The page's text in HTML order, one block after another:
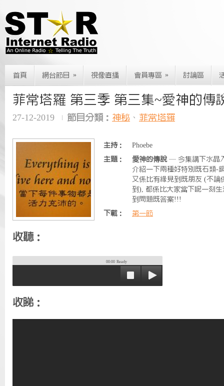
首頁 網台節目 » 視像直播 會員專區 » 討論區
菲常塔羅 第三季 第三集~愛神的傳
27-12-2019 節目分類： 神秘 、 菲常塔羅
主持：
Phoebe
主題：
愛神的傳說— 今集講下水晶
介紹一下兩種好特別既石類-
又係比有緣見到既朋友 (不論
到), 都係比大家當下呢一刻
到問題既答案!!!
下載：
第一節
收聽：
00:00 Ready
收睇：